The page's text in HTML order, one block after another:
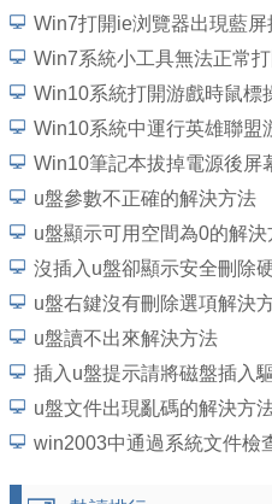
Win7系統小工具無法正常
Win10系統打開游戲時鼠標
Win10筆記本拔掉電源後屏
u盤參數不正確的解決方法
u盤顯示可用空間為0的解決
沒插入u盤卻顯示安全刪除
u盤右鍵沒有刪除選項解決
u盤讀不出來解決方法
插入u盤提示請將磁盤插入
u盤文件出現亂碼的解決方
win2003中通過系統文件檢